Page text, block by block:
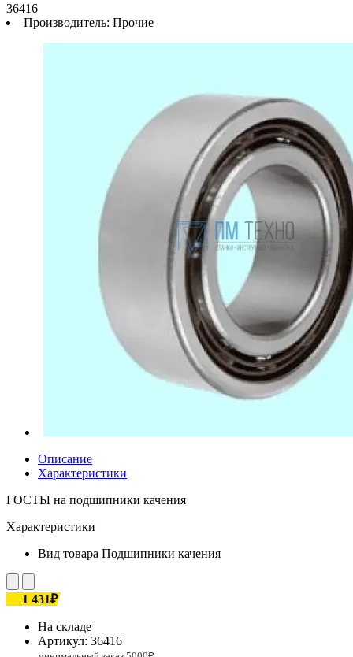
36416
Производитель: Прочие
Описание
Характеристики
ГОСТЫ на подшипники качения
Характеристики
Вид товара Подшипники качения
1 431₽
На складе
Артикул: 36416